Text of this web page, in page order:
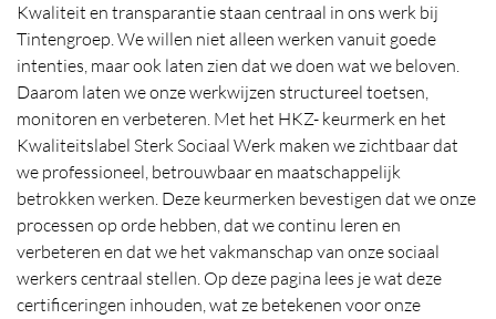
Kwaliteit en transparantie staan centraal in ons werk bij
Tintengroep. We willen niet alleen werken vanuit goede
intenties, maar ook laten zien dat we doen wat we beloven.
Daarom laten we onze werkwijzen structureel toetsen,
monitoren en verbeteren. Met het HKZ- keurmerk en het
Kwaliteitslabel Sterk Sociaal Werk maken we zichtbaar dat
we professioneel, betrouwbaar en maatschappelijk
betrokken werken. Deze keurmerken bevestigen dat we onze
processen op orde hebben, dat we continu leren en
verbeteren en dat we het vakmanschap van onze sociaal
werkers centraal stellen. Op deze pagina lees je wat deze
certificeringen inhouden, wat ze betekenen voor onze